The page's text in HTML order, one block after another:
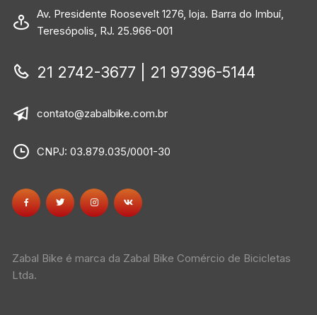
Av. Presidente Roosevelt 1276, loja. Barra do Imbuí,
Teresópolis, RJ. 25.966-001
21 2742-3677 | 21 97396-5144
contato@zabalbike.com.br
CNPJ: 03.879.035/0001-30
Zabal Bike é marca da Zabal Bike Comércio de Bicicletas
Ltda.